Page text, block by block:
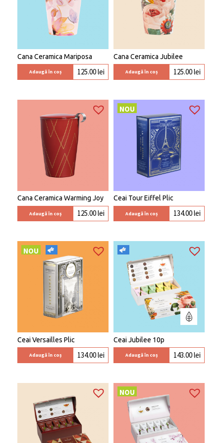
Cana Ceramica Mariposa
Adaugă în coș 125.00lei
Cana Ceramica Jubilee
Adaugă în coș 125.00lei
Cana Ceramica Warming Joy
Adaugă în coș 125.00lei
NOU
Ceai Tour Eiffel Plic
Adaugă în coș 134.00lei
NOU
Ceai Versailles Plic
Adaugă în coș 134.00lei
Ceai Jubilee 10p
Adaugă în coș 143.00lei
NOU